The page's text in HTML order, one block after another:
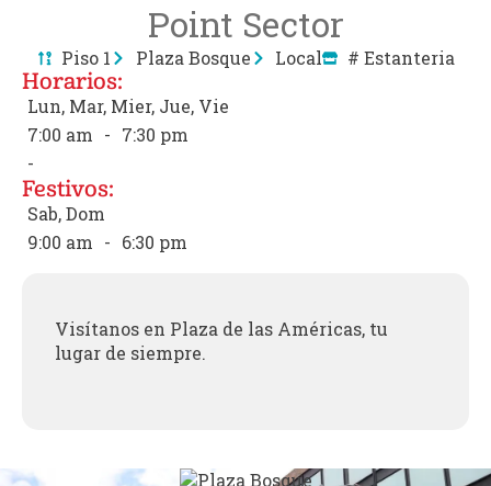
Point Sector
Piso 1 Plaza Bosque Local # Estanteria
Horarios:
Lun, Mar, Mier, Jue, Vie
7:00 am - 7:30 pm
-
Festivos:
Sab, Dom
9:00 am - 6:30 pm
Visítanos en Plaza de las Américas, tu
lugar de siempre.